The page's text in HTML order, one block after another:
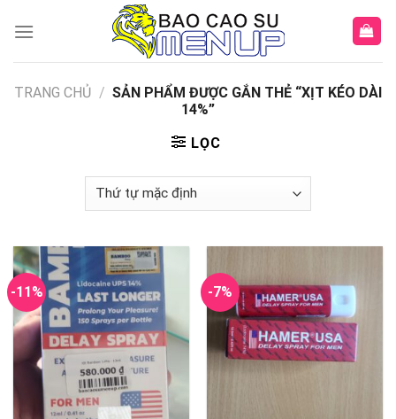
TRANG CHỦ / SẢN PHẨM ĐƯỢC GẮN THẺ “XỊT KÉO DÀI
14%”
LỌC
-11% -7%